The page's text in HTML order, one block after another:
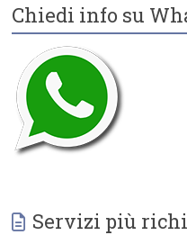
Chiedi info su
Servizi più